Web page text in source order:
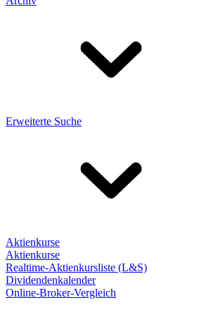
Erweiterte Suche
Aktienkurse
Aktienkurse
Realtime-Aktienkursliste (L&S)
Dividendenkalender
Online-Broker-Vergleich